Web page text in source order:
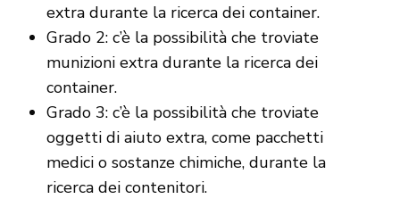
extra durante la ricerca dei container.
Grado 2: c’è la possibilità che troviate
munizioni extra durante la ricerca dei
container.
Grado 3: c’è la possibilità che troviate
oggetti di aiuto extra, come pacchetti
medici o sostanze chimiche, durante la
ricerca dei contenitori.